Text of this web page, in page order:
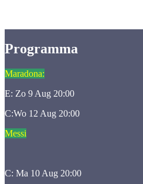
Programma
Maradona:
E: Zo 9 Aug 20:00
C:Wo 12 Aug 20:00
Messi
C: Ma 10 Aug 20:00